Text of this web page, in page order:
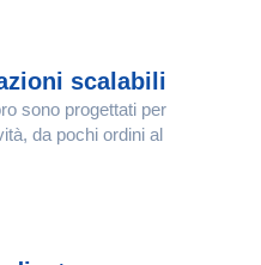
scalabili
sono progettati per
da pochi ordini al